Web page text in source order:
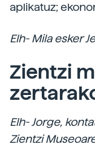
aplikatuz;
Elh- Mila esker
Zientzi
Elh- Jorge,
Zientzi